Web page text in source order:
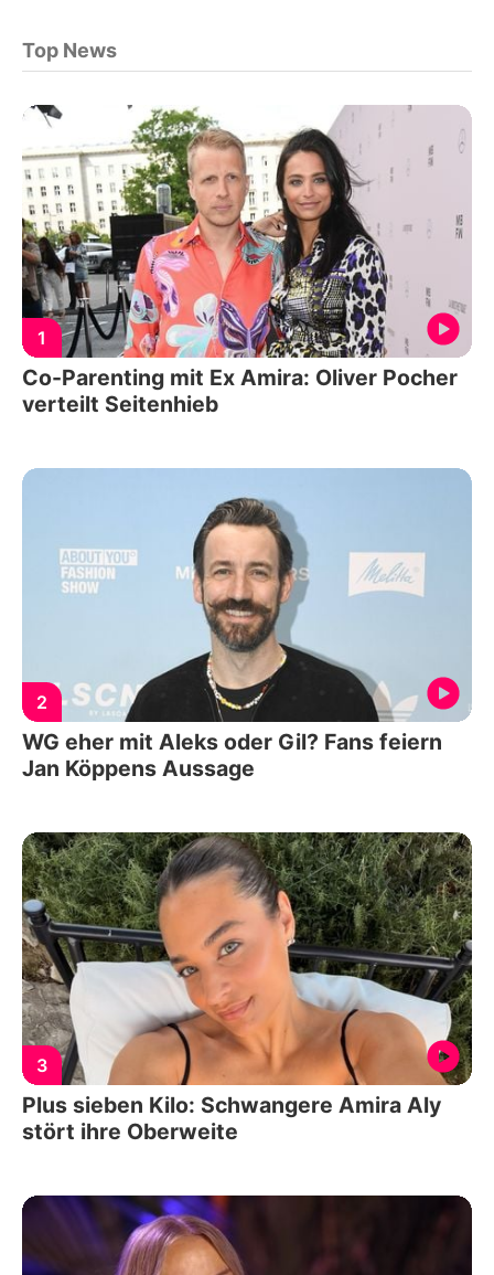
Top News
1
Co-Parenting mit Ex Amira: Oliver Pocher
verteilt Seitenhieb
2
WG eher mit Aleks oder Gil? Fans feiern
Jan Köppens Aussage
3
Plus sieben Kilo: Schwangere Amira Aly
stört ihre Oberweite